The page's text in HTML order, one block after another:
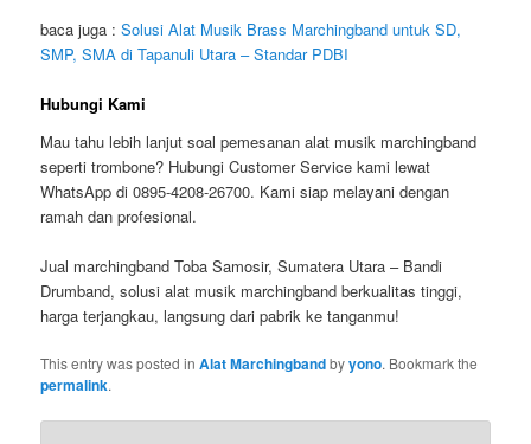
baca juga :Solusi Alat Musik Brass Marchingband untuk SD,
SMP, SMA di Tapanuli Utara – Standar PDBI
Hubungi Kami
Mau tahu lebih lanjut soal pemesanan alat musik marchingband
seperti trombone? Hubungi Customer Service kami lewat
WhatsApp di 0895-4208-26700. Kami siap melayani dengan
ramah dan profesional.
Jual marchingband Toba Samosir, Sumatera Utara – Bandi
Drumband, solusi alat musik marchingband berkualitas tinggi,
harga terjangkau, langsung dari pabrik ke tanganmu!
This entry was posted inAlat Marchingbandbyyono. Bookmark the
permalink.